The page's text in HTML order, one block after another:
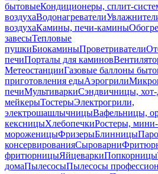
бытовыеКондиционеры, сплит-
воздухаВодонагреватели
воздухаКамины, печи-камины
завесыТепловые
пушкиБиокаминыПроветриватели
печиПорталы для каминов
МетеостанцииГазовые баллоны
приготовления едыАэрогрили
печиМультиваркиСэндвичницы, хот-
мейкерыТостерыЭлектрогрили,
электрошашлычницыВафельницы,
кексницыХлебопечкиРостеры,
мороженицыФризерыБлинницы
консервированияСыроварни
фритюрницыЯйцеваркиПопкорницы
домаПылесосыПылесосы